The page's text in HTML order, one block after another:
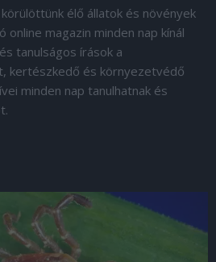
élő állatok és növények
magazin minden nap kínál
tanulságos írások a
kertészkedő és környezetvédő
minden nap tanulhatnak és